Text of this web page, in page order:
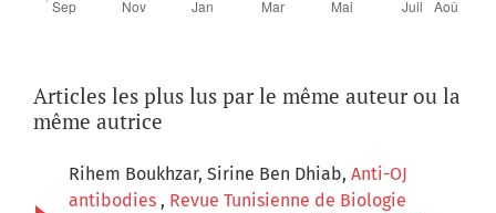
Articles les plus lus par le même auteur ou la
même autrice
Rihem Boukhzar, Sirine Ben Dhiab, Anti-OJ
antibodies , Revue Tunisienne de Biologie